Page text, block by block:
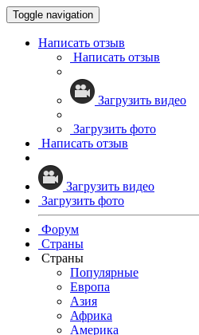
Toggle navigation
Написать отзыв
Написать отзыв
Загрузить видео
Загрузить фото
Написать отзыв
Загрузить видео
Загрузить фото
Форум
Страны
Страны
Популярные
Европа
Азия
Африка
Америка